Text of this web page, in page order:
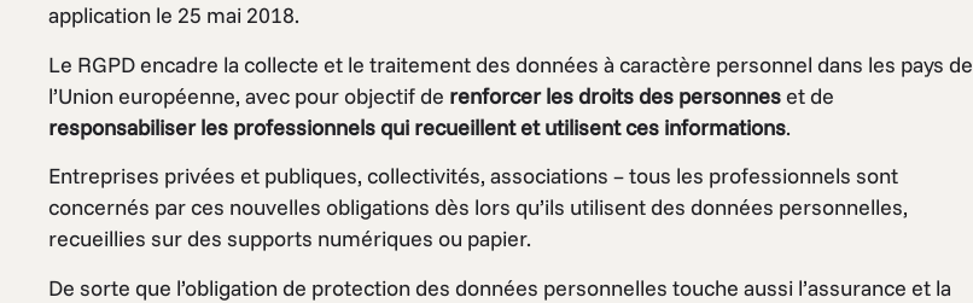
application le 25 mai 2018.
Le RGPD encadre la collecte et le traitement des données à caractère personnel dans les pays de
l’Union européenne, avec pour objectif de renforcer les droits des personneset de
responsabiliser les professionnels qui recueillent et utilisent ces informations.
Entreprises privées et publiques, collectivités, associations – tous les professionnels sont
concernés par ces nouvelles obligations dès lors qu’ils utilisent des données personnelles,
recueillies sur des supports numériques ou papier.
De sorte que l’obligation de protection des données personnelles touche aussi l’assurance et la